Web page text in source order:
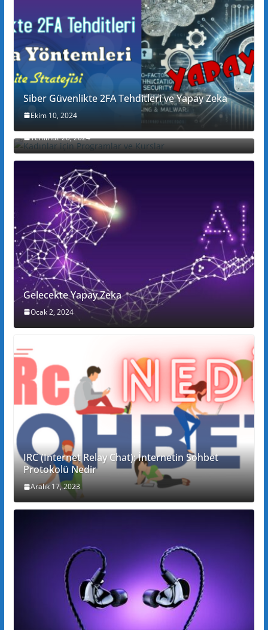
Siber Güvenlikte 2FA Tehditleri ve Yapay Zeka
Ekim 10, 2024
Kadınlar için Programlar ve Kurslar
Temmuz 20, 2024
Gelecekte Yapay Zeka
Ocak 2, 2024
IRC (Internet Relay Chat): İnternetin Sohbet
Protokolü Nedir
Aralık 17, 2023